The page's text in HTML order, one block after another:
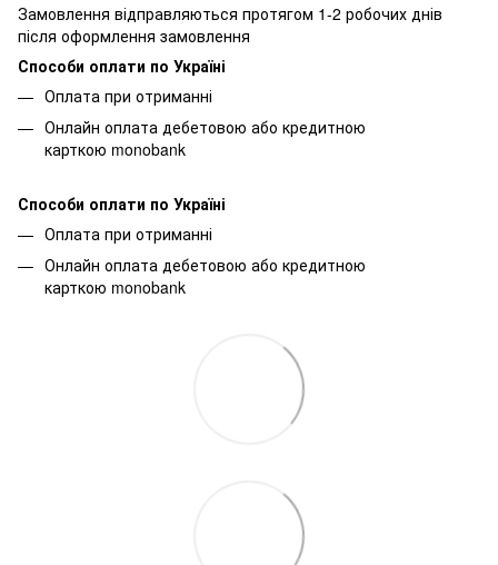
Замовлення відправляються протягом 1-2 робочих днів
після оформлення замовлення
Способи оплати по Україні
Оплата при отриманні
Онлайн оплата дебетовою або кредитною
карткою monobank
Способи оплати по Україні
Оплата при отриманні
Онлайн оплата дебетовою або кредитною
карткою monobank